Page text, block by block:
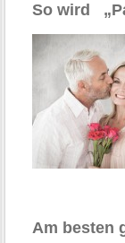
So wird
Am besten